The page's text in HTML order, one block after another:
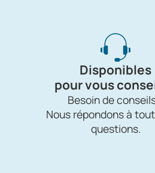
Disponibles
pour vous
Besoin de
Nous répondons à
questions.